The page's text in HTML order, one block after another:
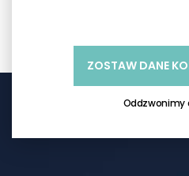
ZOSTAW DANE
Oddzwonimy